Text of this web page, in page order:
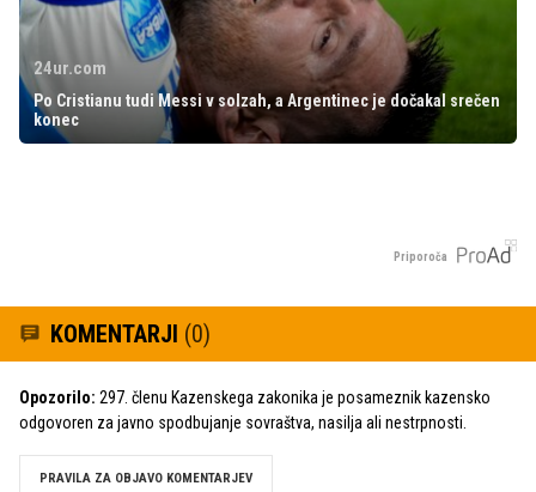
24ur.com
Po Cristianu tudi Messi v solzah, a Argentinec je dočakal srečen
konec
Priporoča
KOMENTARJI (0)
Opozorilo: 297. členu Kazenskega zakonika je posameznik kazensko
odgovoren za javno spodbujanje sovraštva, nasilja ali nestrpnosti.
PRAVILA ZA OBJAVO KOMENTARJEV